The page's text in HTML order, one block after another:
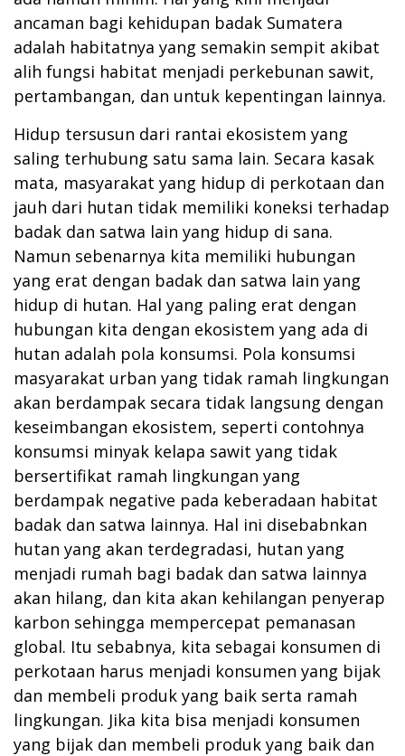
ancaman bagi kehidupan badak Sumatera
adalah habitatnya yang semakin sempit akibat
alih fungsi habitat menjadi perkebunan sawit,
pertambangan, dan untuk kepentingan lainnya.
Hidup tersusun dari rantai ekosistem yang
saling terhubung satu sama lain. Secara kasak
mata, masyarakat yang hidup di perkotaan dan
jauh dari hutan tidak memiliki koneksi terhadap
badak dan satwa lain yang hidup di sana.
Namun sebenarnya kita memiliki hubungan
yang erat dengan badak dan satwa lain yang
hidup di hutan. Hal yang paling erat dengan
hubungan kita dengan ekosistem yang ada di
hutan adalah pola konsumsi. Pola konsumsi
masyarakat urban yang tidak ramah lingkungan
akan berdampak secara tidak langsung dengan
keseimbangan ekosistem, seperti contohnya
konsumsi minyak kelapa sawit yang tidak
bersertifikat ramah lingkungan yang
berdampak negative pada keberadaan habitat
badak dan satwa lainnya. Hal ini disebabnkan
hutan yang akan terdegradasi, hutan yang
menjadi rumah bagi badak dan satwa lainnya
akan hilang, dan kita akan kehilangan penyerap
karbon sehingga mempercepat pemanasan
global. Itu sebabnya, kita sebagai konsumen di
perkotaan harus menjadi konsumen yang bijak
dan membeli produk yang baik serta ramah
lingkungan. Jika kita bisa menjadi konsumen
yang bijak dan membeli produk yang baik dan